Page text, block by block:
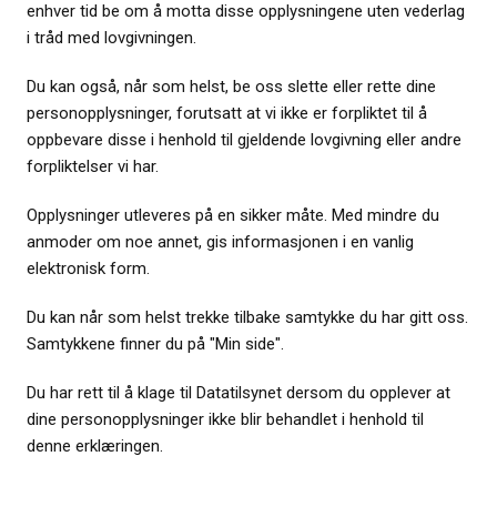
enhver tid be om å motta disse opplysningene uten vederlag
i tråd med lovgivningen.
Du kan også, når som helst, be oss slette eller rette dine
personopplysninger, forutsatt at vi ikke er forpliktet til å
oppbevare disse i henhold til gjeldende lovgivning eller andre
forpliktelser vi har.
Opplysninger utleveres på en sikker måte. Med mindre du
anmoder om noe annet, gis informasjonen i en vanlig
elektronisk form.
Du kan når som helst trekke tilbake samtykke du har gitt oss.
Samtykkene finner du på "Min side".
Du har rett til å klage til Datatilsynet dersom du opplever at
dine personopplysninger ikke blir behandlet i henhold til
denne erklæringen.